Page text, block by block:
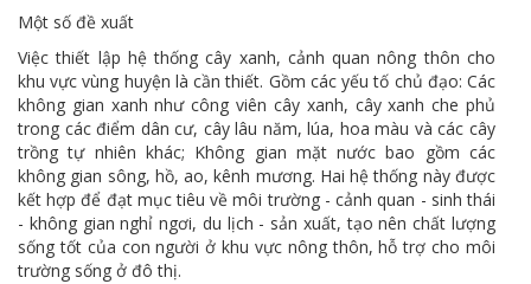
Một số đề xuất
Việc thiết lập hệ thống cây xanh, cảnh quan nông thôn cho
khu vực vùng huyện là cần thiết. Gồm các yếu tố chủ đạo: Các
không gian xanh như công viên cây xanh, cây xanh che phủ
trong các điểm dân cư, cây lâu năm, lúa, hoa màu và các cây
trồng tự nhiên khác; Không gian mặt nước bao gồm các
không gian sông, hồ, ao, kênh mương. Hai hệ thống này được
kết hợp để đạt mục tiêu về môi trường - cảnh quan - sinh thái
- không gian nghỉ ngơi, du lịch - sản xuất, tạo nên chất lượng
sống tốt của con người ở khu vực nông thôn, hỗ trợ cho môi
trường sống ở đô thị.